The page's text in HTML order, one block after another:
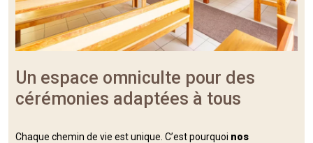
Un espace omniculte pour des
cérémonies adaptées à tous
Chaque chemin de vie est unique. C’est pourquoi nos